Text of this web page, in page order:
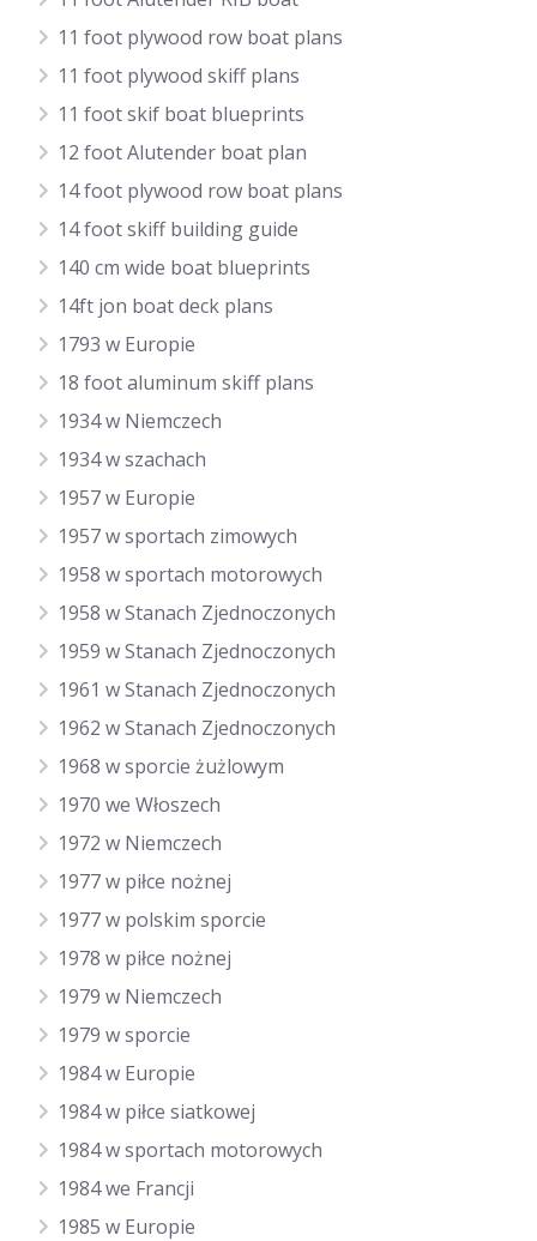
11 foot plywood row boat plans
11 foot plywood skiff plans
11 foot skif boat blueprints
12 foot Alutender boat plan
14 foot plywood row boat plans
14 foot skiff building guide
140 cm wide boat blueprints
14ft jon boat deck plans
1793 w Europie
18 foot aluminum skiff plans
1934 w Niemczech
1934 w szachach
1957 w Europie
1957 w sportach zimowych
1958 w sportach motorowych
1958 w Stanach Zjednoczonych
1959 w Stanach Zjednoczonych
1961 w Stanach Zjednoczonych
1962 w Stanach Zjednoczonych
1968 w sporcie żużlowym
1970 we Włoszech
1972 w Niemczech
1977 w piłce nożnej
1977 w polskim sporcie
1978 w piłce nożnej
1979 w Niemczech
1979 w sporcie
1984 w Europie
1984 w piłce siatkowej
1984 w sportach motorowych
1984 we Francji
1985 w Europie